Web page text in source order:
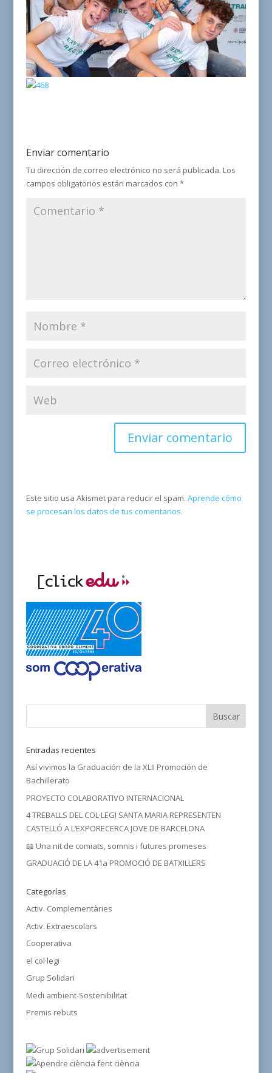
Enviar comentario
Tu dirección de correo electrónico no será publicada. Los
campos obligatorios están marcados con *
Este sitio usa Akismet para reducir el spam. Aprende cómo
se procesan los datos de tus comentarios.
Entradas recientes
Así vivimos la Graduación de la XLII Promoción de
Bachillerato
PROYECTO COLABORATIVO INTERNACIONAL
4 TREBALLS DEL COL·LEGI SANTA MARIA REPRESENTEN
CASTELLÓ A L’EXPORECERCA JOVE DE BARCELONA
📖 Una nit de comiats, somnis i futures promeses
GRADUACIÓ DE LA 41a PROMOCIÓ DE BATXILLERS
Categorías
Activ. Complementàries
Activ. Extraescolars
Cooperativa
el col·legi
Grup Solidari
Medi ambient-Sostenibilitat
Premis rebuts